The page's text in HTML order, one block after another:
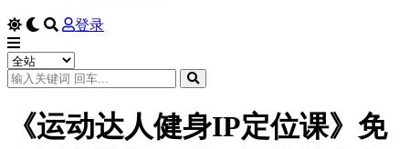
登录
《运动达人健身IP定位课》免